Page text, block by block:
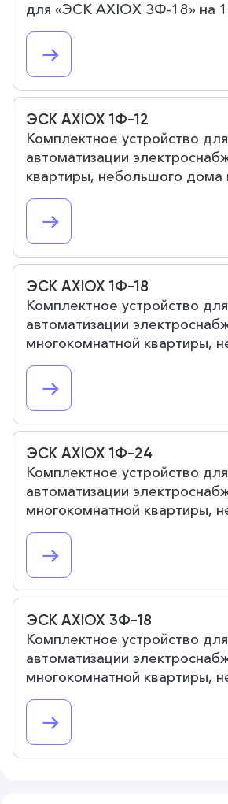
для «ЭСК AXIOX 3Ф-18» на
ЭСК AXIOX 1Ф-12
Комплектное устройство для
автоматизации
квартиры, небольшого дома
12 групп потребителей.
ЭСК AXIOX 1Ф-18
Комплектное устройство для
автоматизации
многокомнатной квартиры,
дома или офиса на 18 групп
ЭСК AXIOX 1Ф-24
Комплектное устройство для
автоматизации
многокомнатной квартиры,
дома или офиса на 24 групп
ЭСК AXIOX 3Ф-18
Комплектное устройство для
автоматизации
многокомнатной квартиры,
дома или офиса на 18 групп